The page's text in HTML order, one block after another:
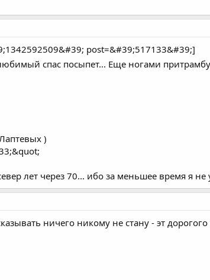
post=&#39;517133&#39;]
любимый спас посыпет... Еще ногами
)
лет через 70... ибо за меньшее время я
ничего никому не стану - эт